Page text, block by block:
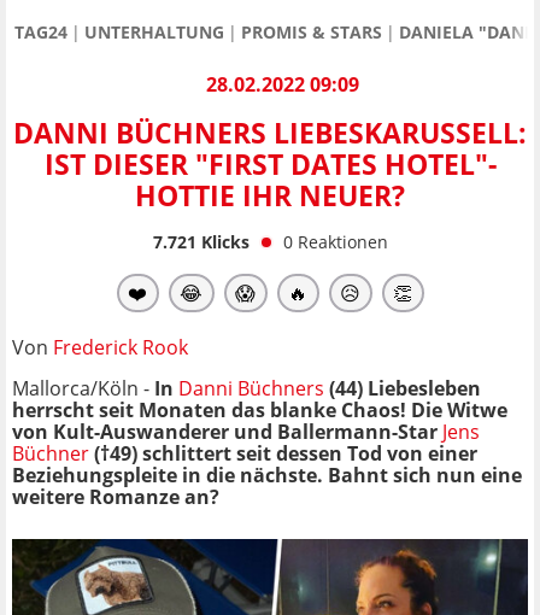
TAG24 UNTERHALTUNG PROMIS & STARS DANIELA
28.02.2022 09:09
DANNI BÜCHNERS LIEBESKARUSSELL:
IST DIESER "FIRST DATES HOTEL"-
HOTTIE IHR NEUER?
7.721 Klicks 0 Reaktionen
❤️ 😂 😱 🔥 😥 👏
Von Frederick Rook
Mallorca/Köln - In Danni Büchners (44) Liebesleben
herrscht seit Monaten das blanke Chaos! Die Witwe
von Kult-Auswanderer und Ballermann-Star Jens
Büchner(†49) schlittert seit dessen Tod von einer
Beziehungspleite in die nächste. Bahnt sich nun eine
weitere Romanze an?